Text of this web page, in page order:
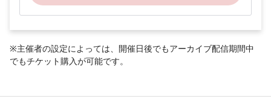
※主催者の設定によっては、開催日後でもアーカイブ配信期間中
でもチケット購入が可能です。